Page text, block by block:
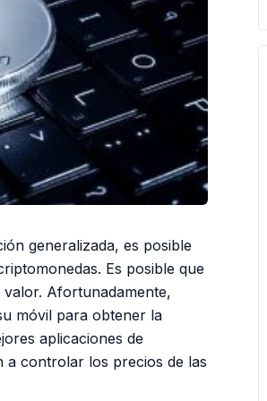
generalizada, es posible
Es posible que
Afortunadamente,
móvil para obtener la
aplicaciones de
a controlar los precios de las